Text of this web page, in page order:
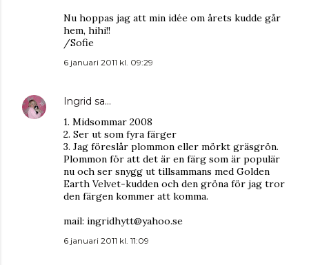
Nu hoppas jag att min idée om årets kudde går
hem, hihi!!
/Sofie
6 januari 2011 kl. 09:29
Ingrid sa…
1. Midsommar 2008
2. Ser ut som fyra färger
3. Jag föreslår plommon eller mörkt gräsgrön.
Plommon för att det är en färg som är populär
nu och ser snygg ut tillsammans med Golden
Earth Velvet-kudden och den gröna för jag tror
den färgen kommer att komma.
mail: ingridhytt@yahoo.se
6 januari 2011 kl. 11:09